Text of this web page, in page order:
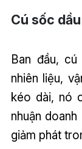
Cú sốc
Ban đầu,
nhiên liệu,
kéo dài, nó
nhuận
giảm phát